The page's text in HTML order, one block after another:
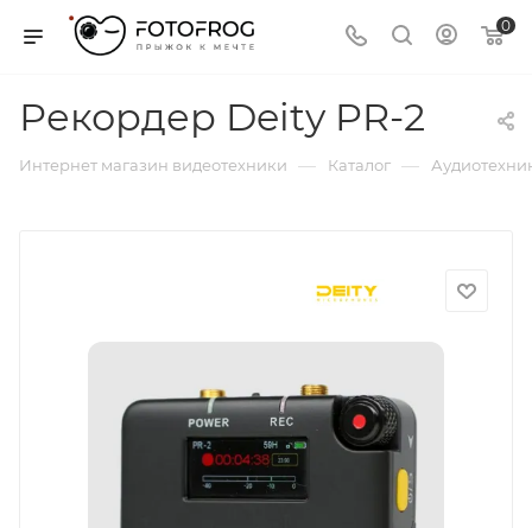
0
Рекордер Deity PR-2
Интернет магазин видеотехники — Каталог —